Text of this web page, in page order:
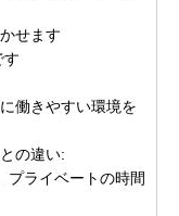
せます
す
働きやすい環境を
の違い:
プライベートの時間